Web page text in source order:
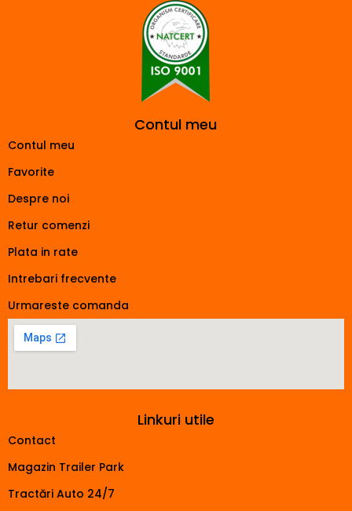
Contul meu
Contul meu
Favorite
Despre noi
Retur comenzi
Plata in rate
Intrebari frecvente
Urmareste comanda
Linkuri utile
Contact
Magazin Trailer Park
Tractări Auto 24/7